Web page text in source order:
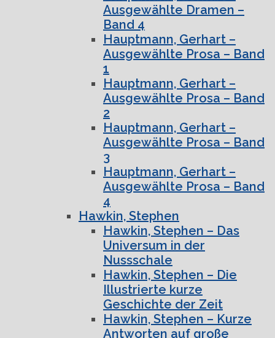
Ausgewählte Dramen –
Band 4
Hauptmann, Gerhart –
Ausgewählte Prosa – Band
1
Hauptmann, Gerhart –
Ausgewählte Prosa – Band
2
Hauptmann, Gerhart –
Ausgewählte Prosa – Band
3
Hauptmann, Gerhart –
Ausgewählte Prosa – Band
4
Hawkin, Stephen
Hawkin, Stephen – Das
Universum in der
Nussschale
Hawkin, Stephen – Die
Illustrierte kurze
Geschichte der Zeit
Hawkin, Stephen – Kurze
Antworten auf große